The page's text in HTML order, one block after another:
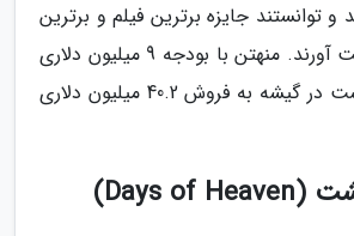
و توانستند جایزه برترین فیلم و برترین
فیلم نامه را به دست آورند. منهتن با بودجه 9 میلیون دلاری
ساخته شد و توانست در گیشه به فروش 40.2 میلیون دلاری